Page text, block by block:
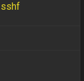
sshf